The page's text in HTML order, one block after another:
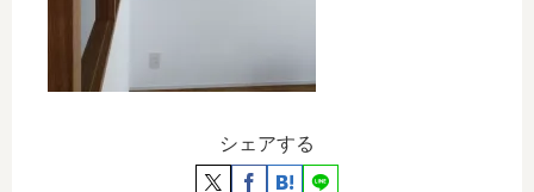
シェアする